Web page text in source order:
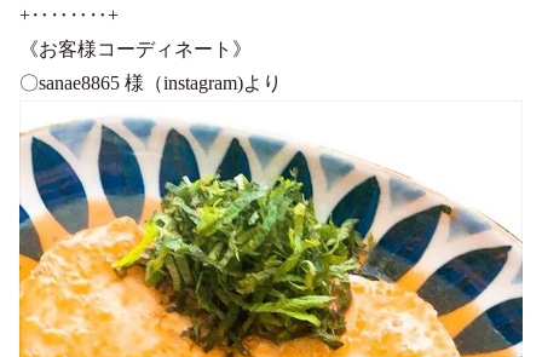
+‥‥‥‥+
《お客様コーディネート》
〇sanae8865 様（instagram)より